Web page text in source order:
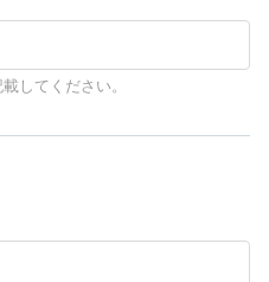
してください。